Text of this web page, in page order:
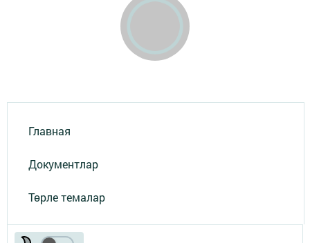
Главная
Документлар
Төрле темалар